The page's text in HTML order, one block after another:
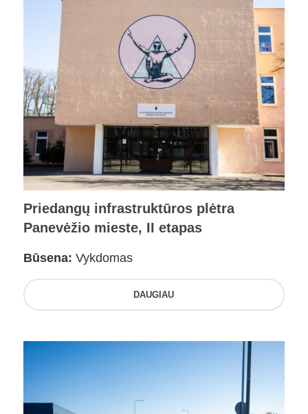
Priedangų infrastruktūros plėtra
Panevėžio mieste, II etapas
Būsena: Vykdomas
DAUGIAU